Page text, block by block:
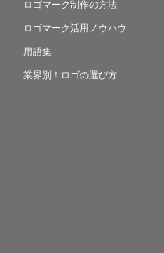
ロゴマーク制作の方法
ロゴマーク活用ノウハウ
用語集
業界別！ロゴの選び方